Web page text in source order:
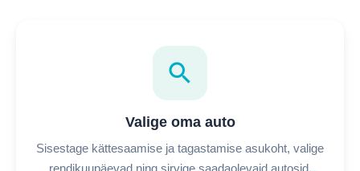
search
Valige oma auto
Sisestage kättesaamise ja tagastamise asukoht, valige